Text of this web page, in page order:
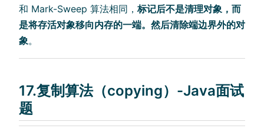
和 Mark-Sweep 算法相同， 标记后不是清理对象，而
是将存活对象移向内存的一端。然后清除端边界外的对
象。
17.复制算法（copying）-Java面试
题